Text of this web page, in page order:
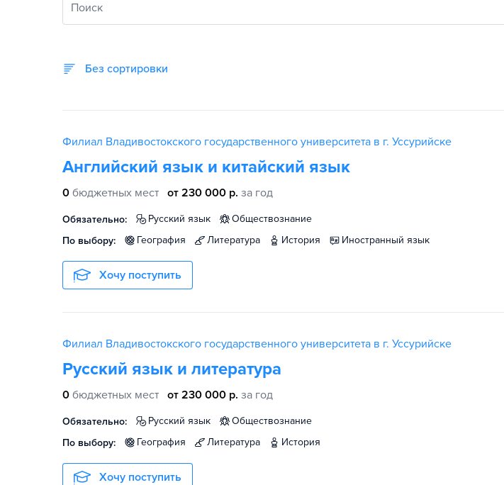
Поиск
Без сортировки
Филиал Владивостокского государственного университета в г. Уссурийске
Английский язык и китайский язык
0 бюджетных мест от 230 000 р. за год
Обязательно: русский язык
обществознание
По выбору:
география литература история иностранный язык
Хочу поступить
Филиал Владивостокского государственного университета в г. Уссурийске
Русский язык и литература
0 бюджетных мест от 230 000 р. за год
Обязательно: русский язык
обществознание
По выбору:
география литература история
Хочу поступить